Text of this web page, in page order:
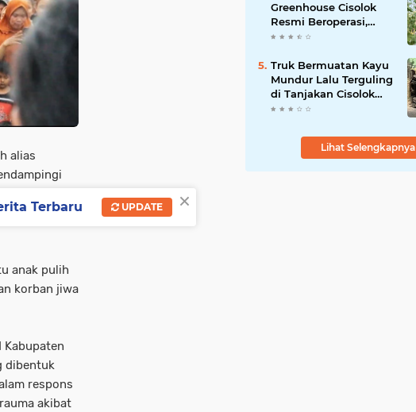
alias
Cianjur,
anak pulih
korban jiwa
Kabupaten
dibentuk
respons
akibat
Greenhouse Cisolok
Resmi Beroperasi,
Hadirkan Wisata Petik
Edukasi Pertanian
Modern di Sukabumi
Truk Bermuatan Kayu
Mundur Lalu Terguling
di Tanjakan Cisolok
Sukabumi, Polisi:
Menanjak
Lihat Selengkapnya
×
Terbaru UPDATE